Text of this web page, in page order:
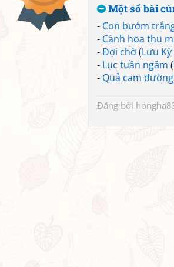
Một số bài
- Con bướm
- Cành hoa thu
-Đợi chờ(Lưu
- Lục tuần ngâm (
- Quả cam đường
Đăng bởi